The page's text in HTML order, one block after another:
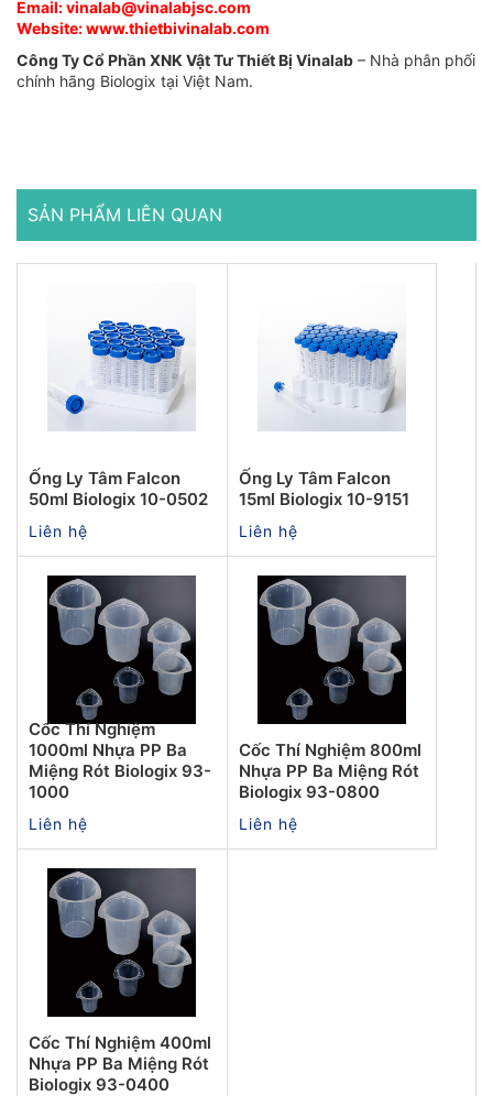
Email: vinalab@vinalabjsc.com
Website:www.thietbivinalab.com
Công Ty Cổ Phần XNK Vật Tư Thiết Bị Vinalab – Nhà phân phối
chính hãng Biologix tại Việt Nam.
SẢN PHẨM LIÊN QUAN
Ống Ly Tâm Falcon
50ml Biologix 10-0502
Liên hệ
Ống Ly Tâm Falcon
15ml Biologix 10-9151
Liên hệ
Cốc Thí Nghiệm
1000ml Nhựa PP Ba
Miệng Rót Biologix 93-
1000
Liên hệ
Cốc Thí Nghiệm 800ml
Nhựa PP Ba Miệng Rót
Biologix 93-0800
Liên hệ
Cốc Thí Nghiệm 400ml
Nhựa PP Ba Miệng Rót
Biologix 93-0400